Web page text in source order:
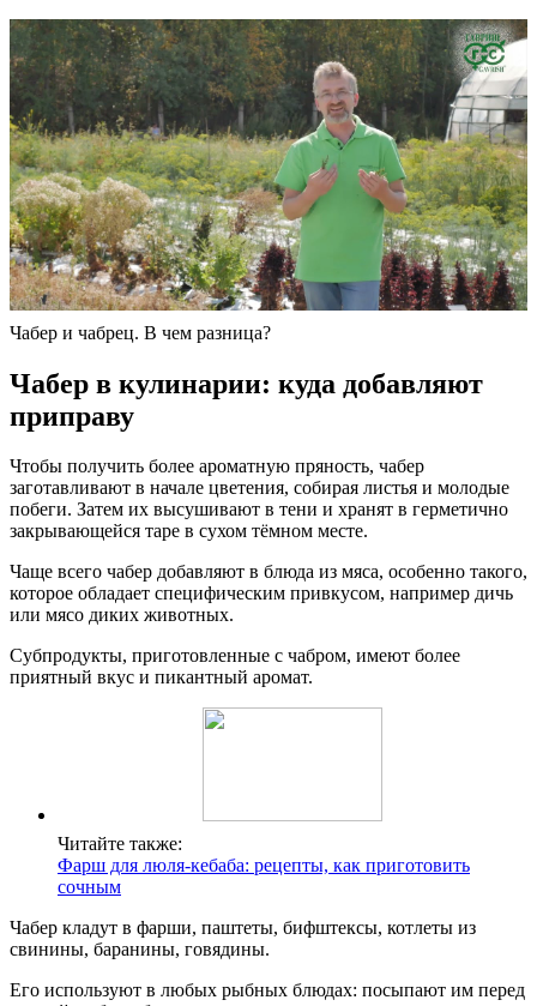
Чабер и чабрец. В чем разница?
Чабер в кулинарии: куда добавляют
приправу
Чтобы получить более ароматную пряность, чабер
заготавливают в начале цветения, собирая листья и молодые
побеги. Затем их высушивают в тени и хранят в герметично
закрывающейся таре в сухом тёмном месте.
Чаще всего чабер добавляют в блюда из мяса, особенно такого,
которое обладает специфическим привкусом, например дичь
или мясо диких животных.
Субпродукты, приготовленные с чабром, имеют более
приятный вкус и пикантный аромат.
Читайте также:
Фарш для люля-кебаба: рецепты, как приготовить
сочным
Чабер кладут в фарши, паштеты, бифштексы, котлеты из
свинины, баранины, говядины.
Его используют в любых рыбных блюдах: посыпают им перед